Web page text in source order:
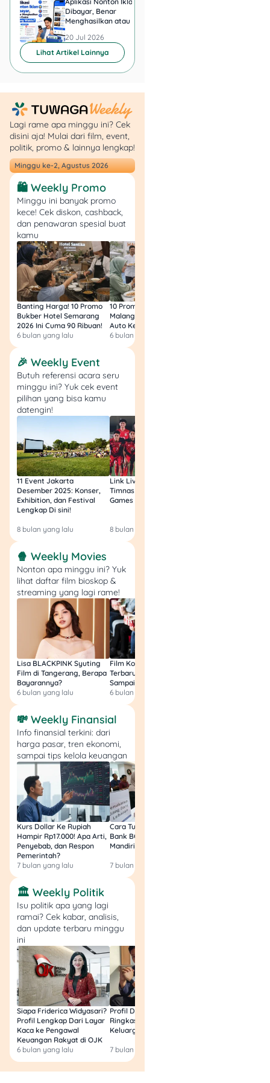
pembayaran. 5.
Berlaku setiap hari
Jumat.
Metode klaim:👉
Pilih varian gorengan
di etalase.
Lokasi:📍 Seluruh
outlet Lawson
(Kecuali area
tertentu).
5. Promo OTW (On The
Weekend)
Nama promo: On
The Weekend
Brand/Restoran:
Lawson
🍽️
Bundling Hemat
Weekend
Menu Promo:
Lemongrass Tea +
Deli n Co Cheese
Burger
Setiap Jumat, Sabtu,
2026
Syarat & ketentuan
utama: 1. Harga
bundling cuma 21rb
per paket. 2. Berlaku
hanya di hari
weekend (Jumat-
Minggu). 3. Berlaku
semua jenis
pembayaran. 4.
Tidak dapat
promo lain. 5.
Berlaku selama jam
operasional store.
Metode klaim:👉
Pilih paket menu
OTW di kasir.
Lokasi:📍 Seluruh
outlet Lawson
(Kecuali area
tertentu).
6. Promo OMG (O
Monday Ganbatte)
Dibayar, Benar
Menghasilkan atau Cuma
20 Jul 2026
Lihat Artikel Lainnya
Lagi rame apa minggu ini? Cek
disini aja! Mulai dari film, event,
politik, promo & lainnya lengkap!
Minggu ke-2, Agustus 2026
🛍️ Weekly Promo
Minggu ini banyak promo
kece! Cek diskon, cashback,
dan penawaran spesial buat
kamu
Banting Harga! 10 Promo
Bukber Hotel Semarang
2026 Ini Cuma 90 Ribuan!
6 bulan yang lalu
10 Promo Bukber Hotel
Malang 2026: Start 75rb,
Auto Kenyang!
6 bulan yang lalu
🎉 Weekly Event
Butuh referensi acara seru
minggu ini? Yuk cek event
pilihan yang bisa kamu
datengin!
11 Event Jakarta
Desember 2025: Konser,
Exhibition, dan Festival
Lengkap Di sini!
8 bulan yang lalu
Link Live Streaming
Timnas vs Filipina SEA
Games Malam Ini, Gratis!
8 bulan yang lalu
🍿 Weekly Movies
Nonton apa minggu ini? Yuk
lihat daftar film bioskop &
streaming yang lagi rame!
Lisa BLACKPINK Syuting
Film di Tangerang, Berapa
Bayarannya?
6 bulan yang lalu
Film Komedi Indonesia
Terbaru 2026, Siap Ngakak
Sampai Sakit Perut!
6 bulan yang lalu
💸 Weekly Finansial
Info finansial terkini: dari
harga pasar, tren ekonomi,
sampai tips kelola keuangan
Kurs Dollar Ke Rupiah
Hampir Rp17.000! Apa Arti,
Penyebab, dan Respon
Pemerintah?
7 bulan yang lalu
Cara Tukar Uang Baru di
Bank BCA (Umum, BNI,
Mandiri, BRI, dan BSI) 2026!
7 bulan yang lalu
🏛️ Weekly Politik
Isu politik apa yang lagi
ramai? Cek kabar, analisis,
dan update terbaru minggu
ini
Siapa Friderica Widyasari?
Profil Lengkap Dari Layar
Kaca ke Pengawal
Keuangan Rakyat di OJK
6 bulan yang lalu
Profil Darma Mangkuluhur:
Ringkas Latar Belakang
Keluarga dan Bisnisnya
7 bulan yang lalu